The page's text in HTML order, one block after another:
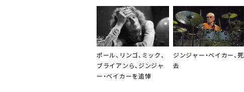
ポール、リンゴ、ミック、
ブライアンら、 ジンジャ
ー・ベイカーを追悼
ジンジャー・ベイカー、死
去